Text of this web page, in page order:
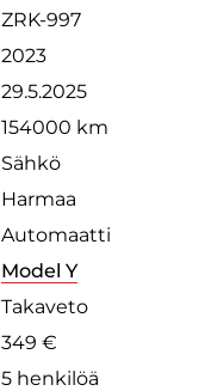
ZRK-997
2023
29.5.2025
154000 km
Sähkö
Harmaa
Automaatti
Model Y
Takaveto
349 €
5 henkilöä